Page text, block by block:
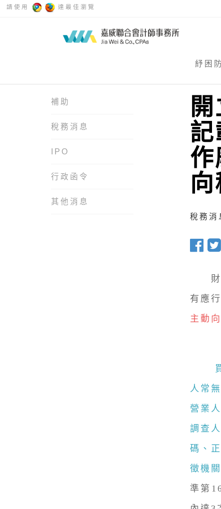
請使用 達最佳瀏覽
紓困
補助
稅務消息
IPO
行政函令
其他消息
作
稅務
有應
主動
人常
營業
調查
碼、
徵機
準第